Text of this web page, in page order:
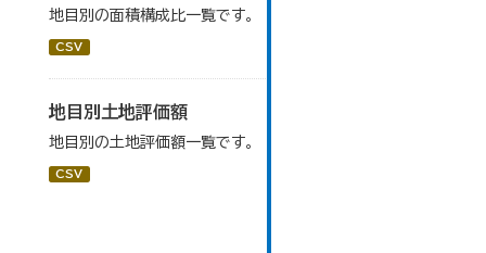
地目別の面積構成比一覧です。
CSV
地目別土地評価額
地目別の土地評価額一覧です。
CSV